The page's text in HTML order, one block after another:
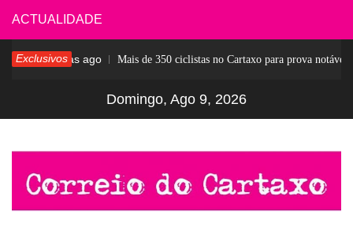
Skip
to
content
ACTUALIDADE
Exclusivos7 dias ago Mais de 350 ciclistas no Cartaxo para prova notável
Domingo, Ago 9, 2026